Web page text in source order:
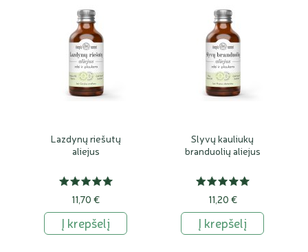
Lazdynų riešutų
aliejus
11,70 €
Į krepšelį
Slyvų kauliukų
branduolių aliejus
11,20 €
Į krepšelį